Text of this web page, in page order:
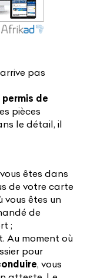
pas
de
pièces
le détail, il
êtes dans
de votre carte
vous êtes un
de
;
Au moment où
pour
, vous